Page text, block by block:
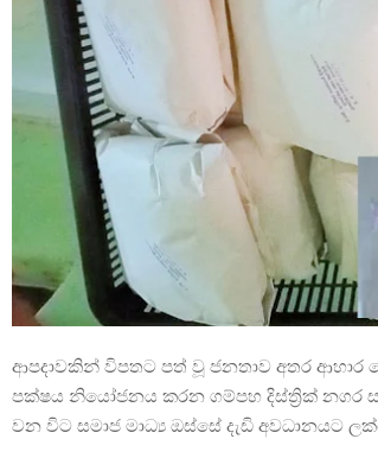
ආපදාවකින් විපතට පත් වූ ජනතාව අතර ආහාර
පක්ෂය නියෝජනය කරන ගම්පහ දිස්ත්‍රික් නගර
වන විට සමාජ මාධ්‍ය ඔස්සේ දැඩි අවධානයට